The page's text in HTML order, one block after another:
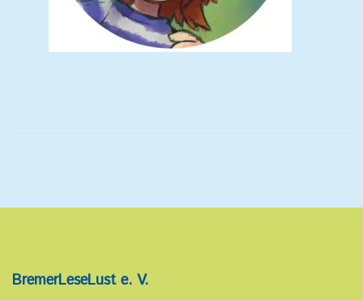
BremerLeseLust e. V.